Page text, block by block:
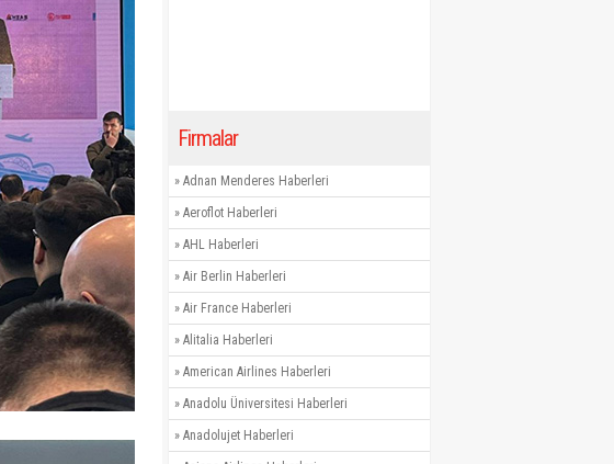
Firmalar
» Adnan Menderes Haberleri
» Aeroflot Haberleri
» AHL Haberleri
» Air Berlin Haberleri
» Air France Haberleri
» Alitalia Haberleri
» American Airlines Haberleri
» Anadolu Üniversitesi Haberleri
» Anadolujet Haberleri